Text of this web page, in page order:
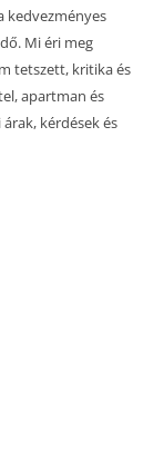
kedvezményes
Mi éri meg
tetszett, kritika és
apartman és
kérdések és